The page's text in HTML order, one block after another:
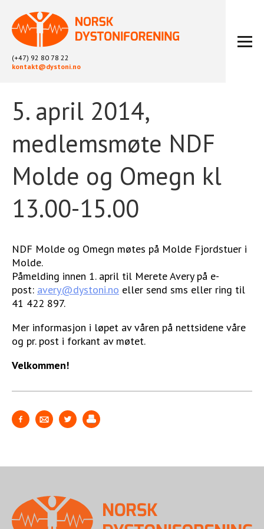
(+47) 92 80 78 22
kontakt@dystoni.no
HJEM
ARTIKLER
LOKALLAG
OM OSS
KONTAKT
ARKIV
FYSIOTERAPI
STØTT VÅRT ARBEID
5. april 2014,
medlemsmøte NDF
Molde og Omegn kl
13.00-15.00
NDF Molde og Omegn møtes på Molde Fjordstuer i
Molde.
Påmelding innen 1. april til Merete Avery på e-
post: avery@dystoni.no eller send sms eller ring til
41 422 897.
Mer informasjon i løpet av våren på nettsidene våre
og pr. post i forkant av møtet.
Velkommen!